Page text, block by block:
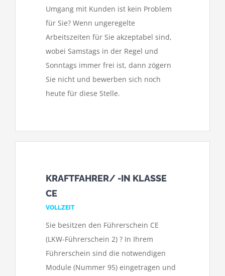
Umgang mit Kunden ist kein Problem
für Sie? Wenn ungeregelte
Arbeitszeiten für Sie akzeptabel sind,
wobei Samstags in der Regel und
Sonntags immer frei ist, dann zögern
Sie nicht und bewerben sich noch
heute für diese Stelle.
KRAFTFAHRER/ -IN KLASSE
CE
VOLLZEIT
Sie besitzen den Führerschein CE
(LKW-Führerschein 2) ? In Ihrem
Führerschein sind die notwendigen
Module (Nummer 95) eingetragen und